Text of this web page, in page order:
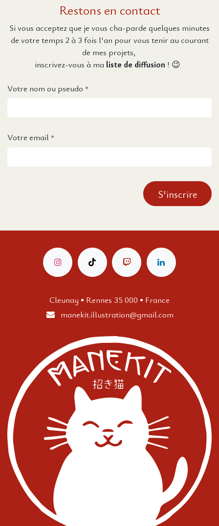
Restons en contact
Si vous acceptez que je vous cha-parde quelques minutes
de votre temps 2 à 3 fois l'an pour vous tenir au courant
de mes projets,
inscrivez-vous à ma liste de diffusion ! 😉
Votre nom ou pseudo *
Votre email *
S'inscrire
Cleunay • Rennes 35 000 • France
manekit.illustration@gmail.com